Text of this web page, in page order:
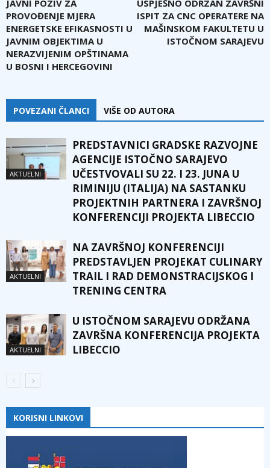
JAVNI POZIV ZA
PROVOĐENJE MJERA
ENERGETSKE EFIKASNOSTI U
JAVNIM OBJEKTIMA U
NERAZVIJENIM OPŠTINAMA
U BOSNI I HERCEGOVINI
USPJEŠNO ODRZAN ZAVRŠNI
ISPIT ZA CNC OPERATERE NA
MAŠINSKOM FAKULTETU U
ISTOČNOM SARAJEVU
POVEZANI ČLANCI VIŠE OD AUTORA
AKTUELNI
PREDSTAVNICI GRADSKE RAZVOJNE
AGENCIJE ISTOČNO SARAJEVO
UČESTVOVALI SU 22. I 23. JUNA U
RIMINIJU (ITALIJA) NA SASTANKU
PROJEKTNIH PARTNERA I ZAVRŠNOJ
KONFERENCIJI PROJEKTA LIBECCIO
AKTUELNI
NA ZAVRŠNOJ KONFERENCIJI
PREDSTAVLJEN PROJEKAT CULINARY
TRAIL I RAD DEMONSTRACIJSKOG I
TRENING CENTRA
AKTUELNI
U ISTOČNOM SARAJEVU ODRŽANA
ZAVRŠNA KONFERENCIJA PROJEKTA
LIBECCIO
KORISNI LINKOVI